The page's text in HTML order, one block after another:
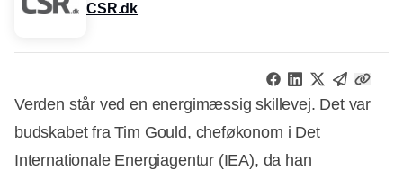
CSR.dk
Verden står ved en energimæssig skillevej. Det var
budskabet fra Tim Gould, cheføkonom i Det
Internationale Energiagentur (IEA), da han